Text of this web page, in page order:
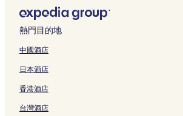
熱門目的地
中國酒店
日本酒店
香港酒店
台灣酒店